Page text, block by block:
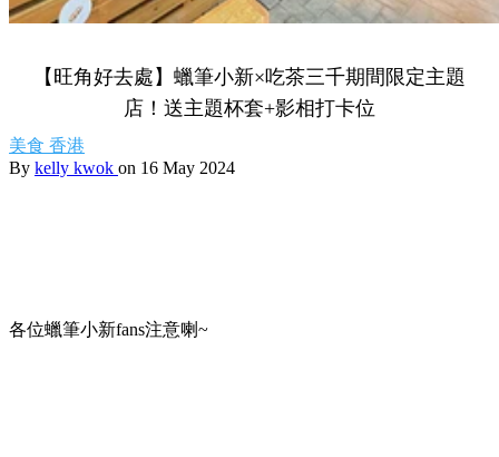
【旺角好去處】蠟筆小新×吃茶三千期間限定主題
店！送主題杯套+影相打卡位
美食 香港
By kelly kwok on 16 May 2024
各位蠟筆小新fans注意喇~